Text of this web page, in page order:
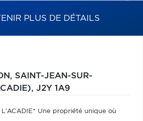
PLUS DE DÉTAILS
SAINT-JEAN-SUR-
J2Y 1A9
L'ACADIE* Une propriété unique où